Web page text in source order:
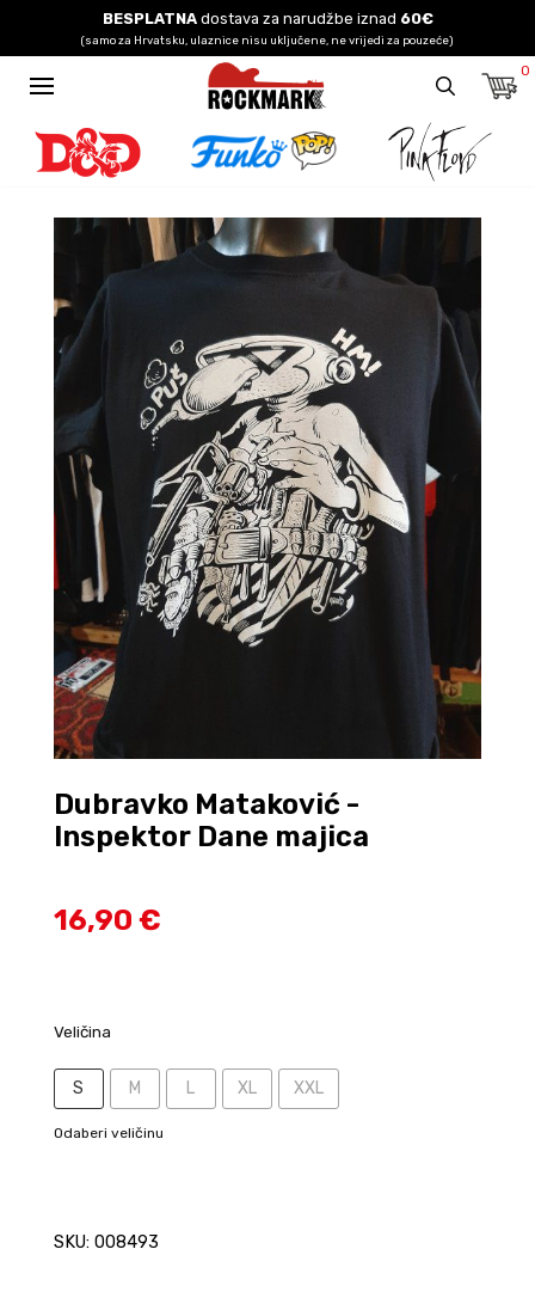
BESPLATNAdostava za narudžbe iznad 60€
(samo za Hrvatsku, ulaznice nisu uključene, ne vrijedi za pouzeće)
0
Dubravko Mataković -
Inspektor Dane majica
16,90 €
Veličina
S M L XL XXL
Odaberi veličinu
SKU: 008493